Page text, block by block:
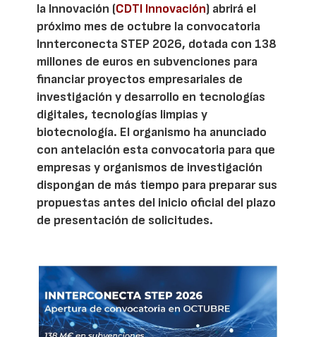
la Innovación (CDTI Innovación) abrirá el
próximo mes de octubre la convocatoria
Innterconecta STEP 2026, dotada con 138
millones de euros en subvenciones para
financiar proyectos empresariales de
investigación y desarrollo en tecnologías
digitales, tecnologías limpias y
biotecnología. El organismo ha anunciado
con antelación esta convocatoria para que
empresas y organismos de investigación
dispongan de más tiempo para preparar sus
propuestas antes del inicio oficial del plazo
de presentación de solicitudes.